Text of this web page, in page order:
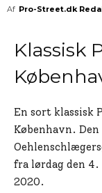
Af Pro-Street.dk
Klassisk
En sort klassisk
København.
fra lørdag den
2020.